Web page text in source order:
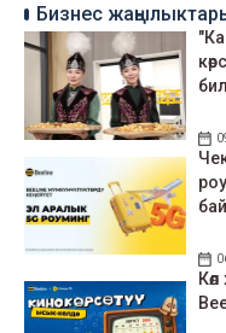
Бизнес